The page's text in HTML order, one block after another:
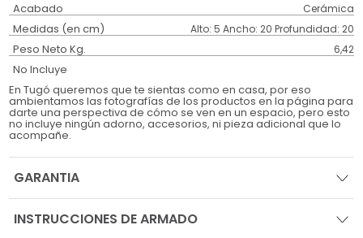
Acabado Cerámica
Medidas (en cm) Alto: 5 Ancho: 20 Profundidad: 20
Peso Neto Kg. 6,42
No Incluye
En Tugó queremos que te sientas como en casa, por eso
ambientamos las fotografías de los productos en la página para
darte una perspectiva de cómo se ven en un espacio, pero esto
no incluye ningún adorno, accesorios, ni pieza adicional que lo
acompañe.
GARANTIA
INSTRUCCIONES DE ARMADO